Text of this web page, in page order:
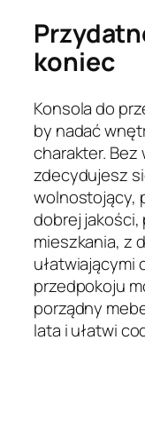
koniec
Konsola do
by nadać
charakter.
zdecydujesz
wolnostojący,
dobrej
mieszkania, z
ułatwiającymi
przedpokoju
porządny
lata i ułatwi